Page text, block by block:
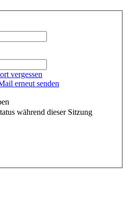
vergessen
erneut senden
während dieser Sitzung